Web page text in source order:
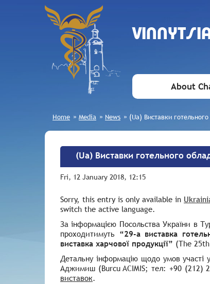
About
Home » Media » News » (Ua) Виставки
(Ua) Виставки готельного
Fri, 12 January 2018, 12:15
Sorry, this entry is only available in
switch the active language.
За інформацією Посольства України в
проходитимуть “29-а виставка
виставка харчової продукції” (The
Детальну інформацію щодо умов участі
Аджимиш (Burcu ACIMIS;тел: +90 (212)
виставок.